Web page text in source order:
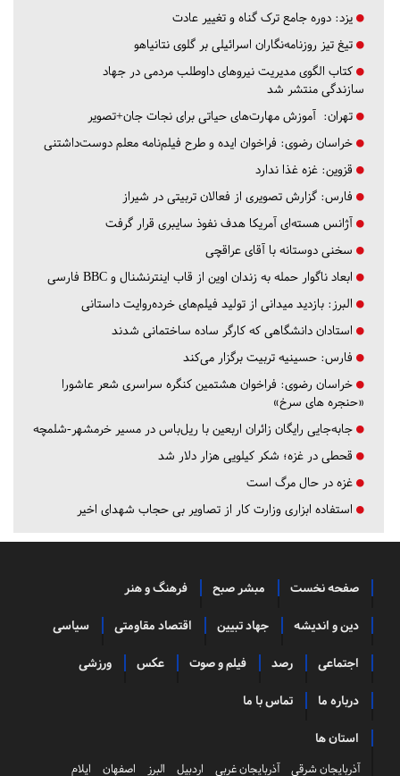
یزد: دوره جامع ترک گناه و تغییر عادت
تیغ تیز روزنامه‌نگاران اسرائیلی بر گلوی نتانیاهو
کتاب الگوی مدیریت نیروهای داوطلب مردمی در جهاد
سازندگی منتشر شد
تهران: آموزش مهارت‌های حیاتی برای نجات جان+تصویر
خراسان رضوی: فراخوان ایده و طرح فیلم‌نامه معلم دوست‌داشتنی
قزوین: غزه غذا ندارد
فارس: گزارش تصویری از فعالان تربیتی در شیراز
آژانس هسته‌ای آمریکا هدف نفوذ سایبری قرار گرفت
سخنی دوستانه با آقای عراقچی
ابعاد ناگوار حمله به زندان اوین از قاب اینترنشنال و BBC فارسی
البرز: بازدید میدانی از تولید فیلم‌های خرده‌روایت داستانی
استادان دانشگاهی که کارگر ساده ساختمانی شدند
فارس: حسینیه تربیت برگزار می‌کند
خراسان رضوی: فراخوان هشتمین کنگره سراسری شعر عاشورا
«حنجره های سرخ»
جابه‌جایی رایگان زائران اربعین با ریل‌باس در مسیر خرمشهر-شلمچه
قحطی در غزه؛ شکر کیلویی هزار دلار شد
غزه در حال مرگ است
استفاده ابزاری وزارت کار از تصاویر بی حجاب شهدای اخیر
صفحه نخست مبشر صبح فرهنگ و هنر
دین و اندیشه جهاد تبیین اقتصاد مقاومتی سیاسی
اجتماعی رصد فیلم و صوت عکس ورزشی
درباره ما تماس با ما
استان ها
آذربایجان شرقی آذربایجان غربی اردبیل البرز اصفهان ایلام